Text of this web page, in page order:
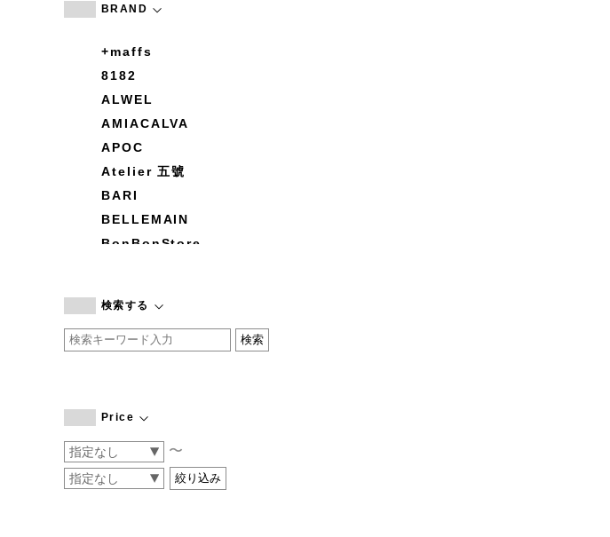
BRAND
+maffs
8182
ALWEL
AMIACALVA
APOC
Atelier 五號
BARI
BELLEMAIN
BonBonStore
by basics
CATWORTH
COGTHEBIGSMOKE
CONVERSE
DEAN & DELUCA
検索する
Price
〜